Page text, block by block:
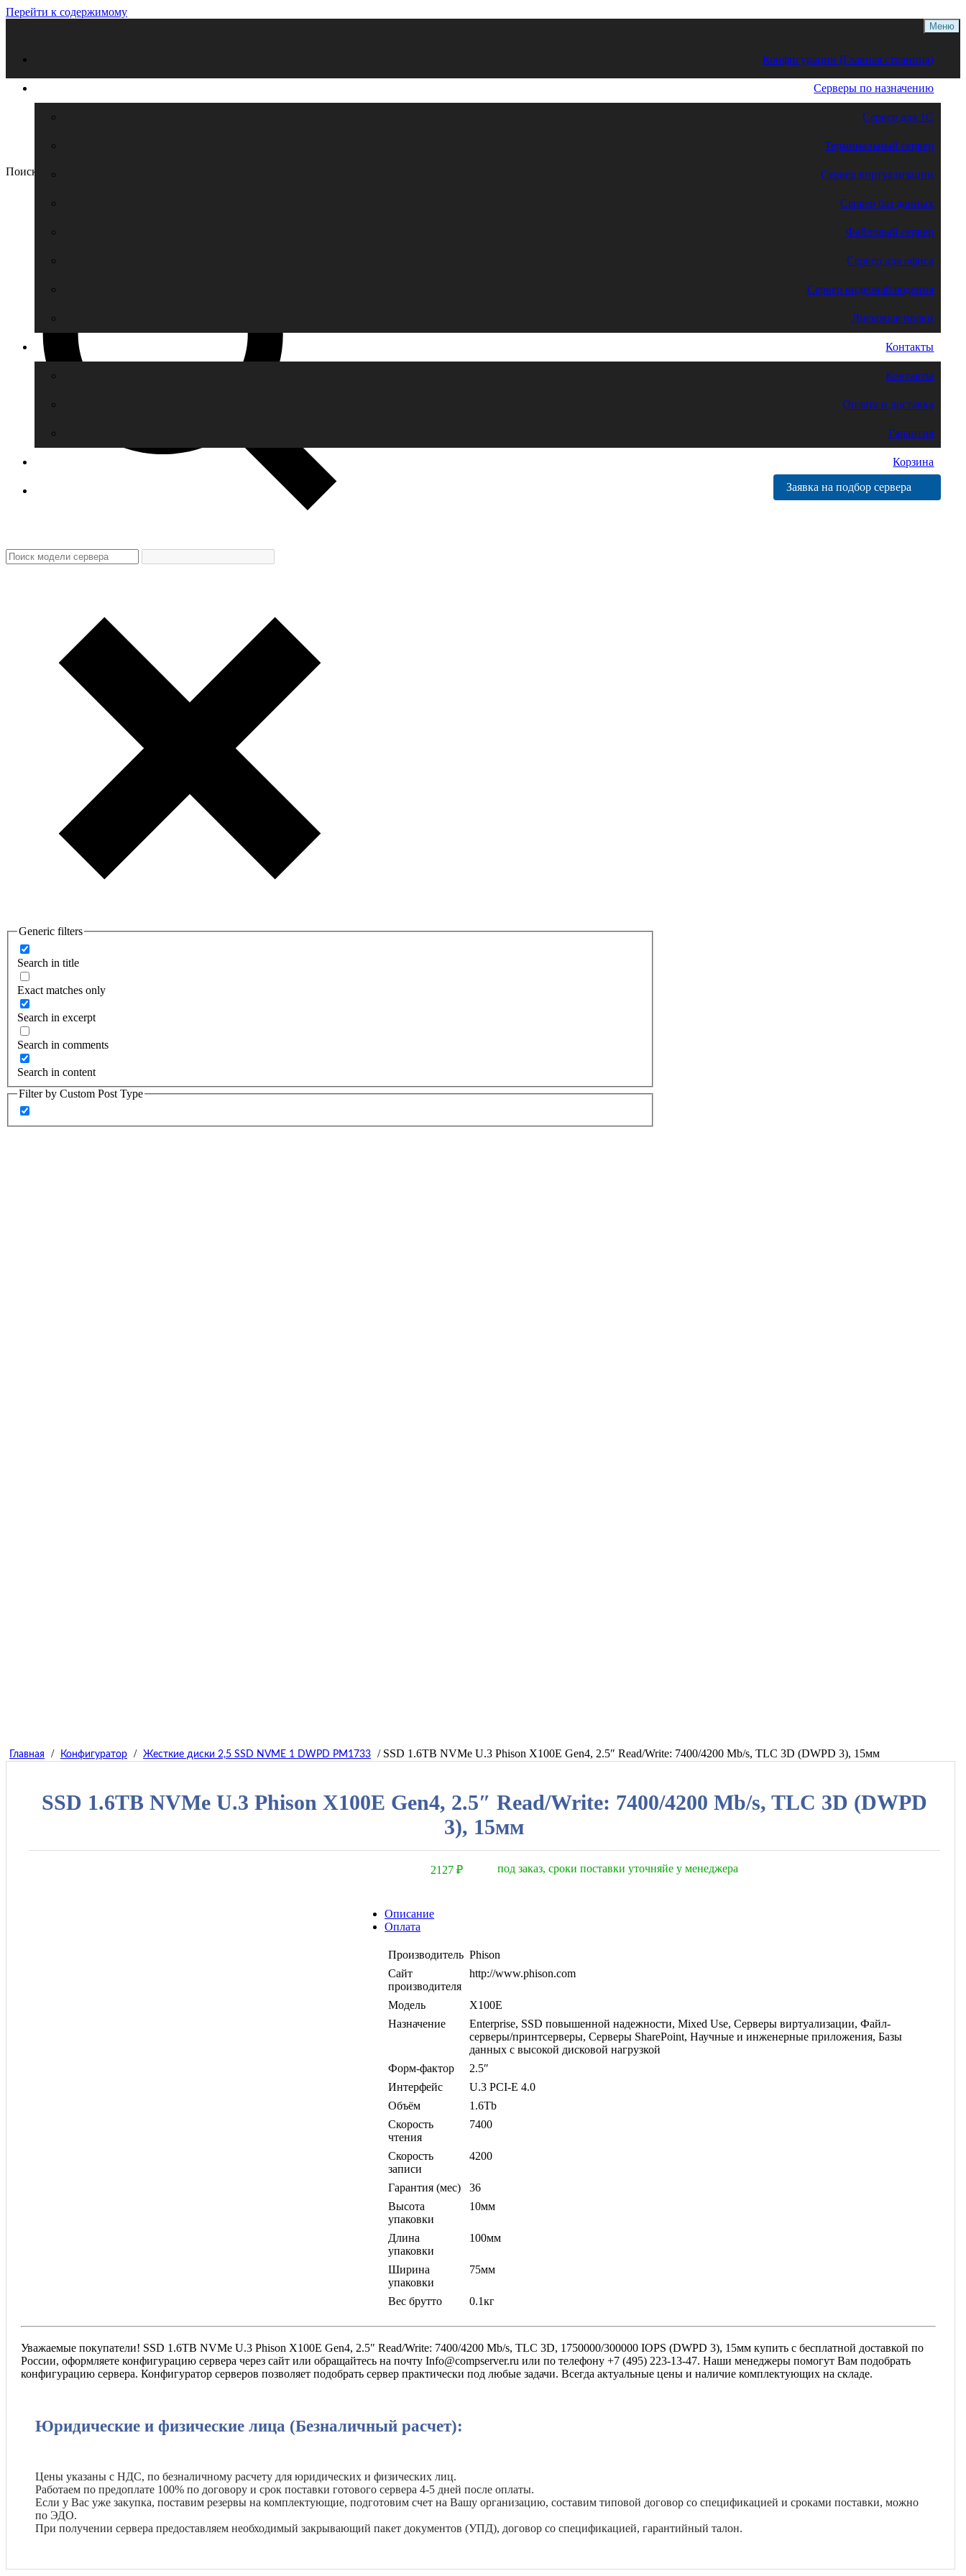
Перейти к содержимому
Меню
Конфигурации (Главная страница)
Серверы по назначению
Сервер для 1С
Терминальный сервер
Сервер виртуализации
Сервер баз данных
Файловый сервер
Сервер для офиса
Сервер видеонаблюдения
Дисковые полки
Контакты
Контакты
Оплата и доставка
Гарантия
Корзина
Заявка на подбор сервера
Поиск
Generic filters
Search in title
Exact matches only
Search in excerpt
Search in comments
Search in content
Filter by Custom Post Type
Главная / Конфигуратор / Жесткие диски 2,5 SSD NVME 1 DWPD PM1733 / SSD 1.6TB NVMe U.3 Phison X100E Gen4, 2.5″ Read/Write: 7400/4200 Mb/s, TLC 3D (DWPD 3), 15мм
SSD 1.6TB NVMe U.3 Phison X100E Gen4, 2.5″ Read/Write: 7400/4200 Mb/s, TLC 3D (DWPD
3), 15мм
2127 ₽ под заказ, сроки поставки уточняйе у менеджера
Описание
Оплата
Производитель Phison
Сайт
производителя
http://www.phison.com
Модель
X100E
Назначение
Enterprise, SSD повышенной надежности, Mixed Use, Серверы виртуализации, Файл-
серверы/принтсерверы, Серверы SharePoint, Научные и инженерные приложения, Базы
данных с высокой дисковой нагрузкой
Форм-фактор
2.5″
Интерфейс
U.3 PCI-E 4.0
Объём
1.6Tb
Скорость
чтения
7400
Скорость
записи
4200
Гарантия (мес)
36
Высота
упаковки
10мм
Длина
упаковки
100мм
Ширина
упаковки
75мм
Вес брутто 0.1кг
Уважаемые покупатели! SSD 1.6TB NVMe U.3 Phison X100E Gen4, 2.5" Read/Write: 7400/4200 Mb/s, TLC 3D, 1750000/300000 IOPS (DWPD 3), 15мм купить с бесплатной доставкой по
России, оформляете конфигурацию сервера через сайт или обращайтесь на почту Info@compserver.ru или по телефону +7 (495) 223-13-47. Наши менеджеры помогут Вам подобрать
конфигурацию сервера. Конфигуратор серверов позволяет подобрать сервер практически под любые задачи. Всегда актуальные цены и наличие комплектующих на складе.
Юридические и физические лица (Безналичный расчет):
Цены указаны с НДС, по безналичному расчету для юридических и физических лиц.
Работаем по предоплате 100% по договору и срок поставки готового сервера 4-5 дней после оплаты.
Если у Вас уже закупка, поставим резервы на комплектующие, подготовим счет на Вашу организацию, составим типовой договор со спецификацией и сроками поставки, можно
по ЭДО.
При получении сервера предоставляем необходимый закрывающий пакет документов (УПД), договор со спецификацией, гарантийный талон.